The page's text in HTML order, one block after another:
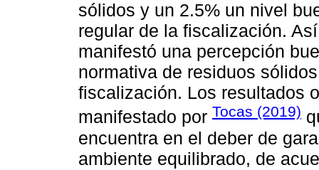
sólidos y un 2.5% un nivel
regular de la fiscalización.
manifestó una percepción
normativa de residuos
fiscalización. Los resultados
manifestado por Tocas (2019)
encuentra en el deber de
ambiente equilibrado, de